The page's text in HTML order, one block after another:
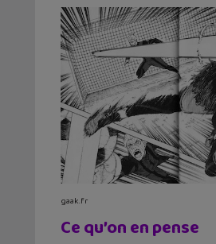
gaak.fr
Ce qu’on en pense